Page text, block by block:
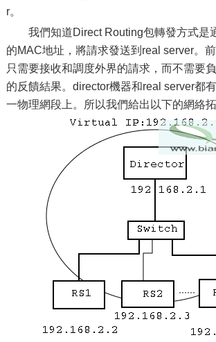
r。
我們知道Direct Routing包轉發方式是
的MAC地址，將請求發送到real server。
只需要接收和調度外界的請求，而不需要
的反饋結果。director機器和real server都
一物理網段上。所以我們給出以下的網絡拓